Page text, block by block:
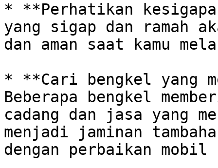
* **Perhatikan
yang sigap dan ramah
dan aman saat kamu
* **Cari bengkel yang
Beberapa bengkel
cadang dan jasa yang
menjadi jaminan
dengan perbaikan mobil